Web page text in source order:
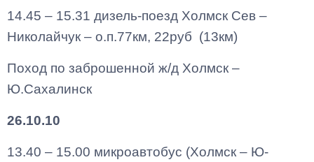
14.45 – 15.31 дизель-поезд Холмск Сев –
Николайчук – о.п.77км, 22руб (13км)
Поход по заброшенной ж/д Холмск –
Ю.Сахалинск
26.10.10
13.40 – 15.00 микроавтобус (Холмск – Ю-